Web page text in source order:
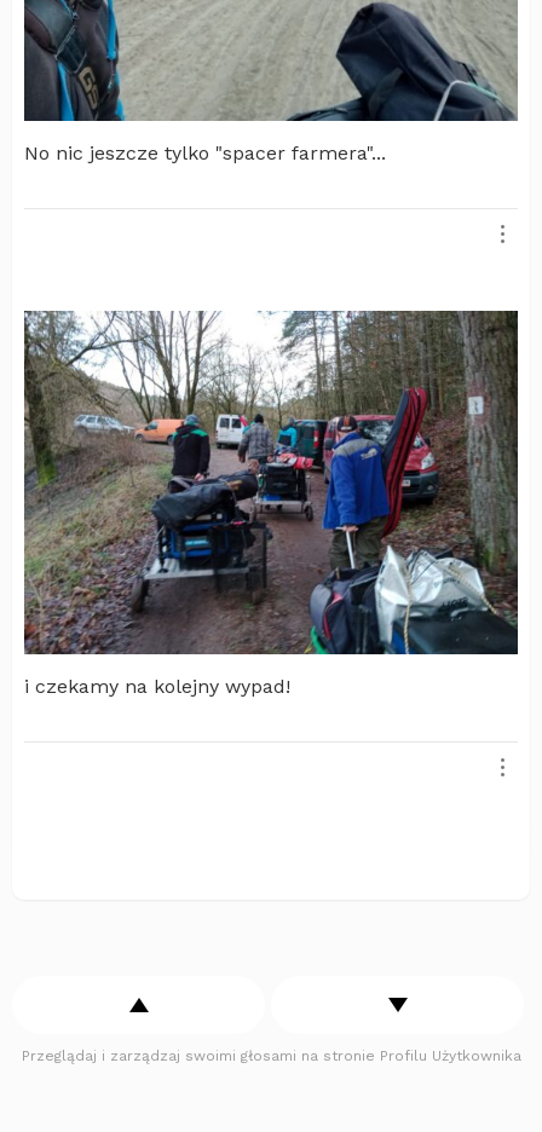
No nic jeszcze tylko "spacer farmera"...
i czekamy na kolejny wypad!
Przeglądaj i zarządzaj swoimi głosami na stronie Profilu Użytkownika